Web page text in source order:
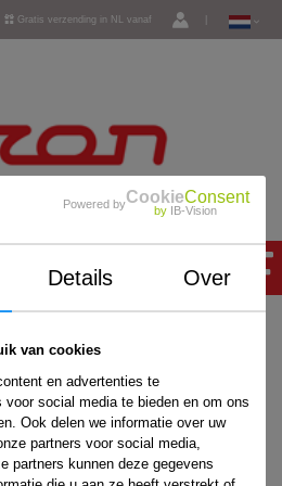
Gratis verzending in NL vanaf
Powered byCookieConsent
by IB-Vision
Details Over
van cookies
en advertenties te
social media te bieden en om ons
Ook delen we informatie over uw
partners voor social media,
partners kunnen deze gegevens